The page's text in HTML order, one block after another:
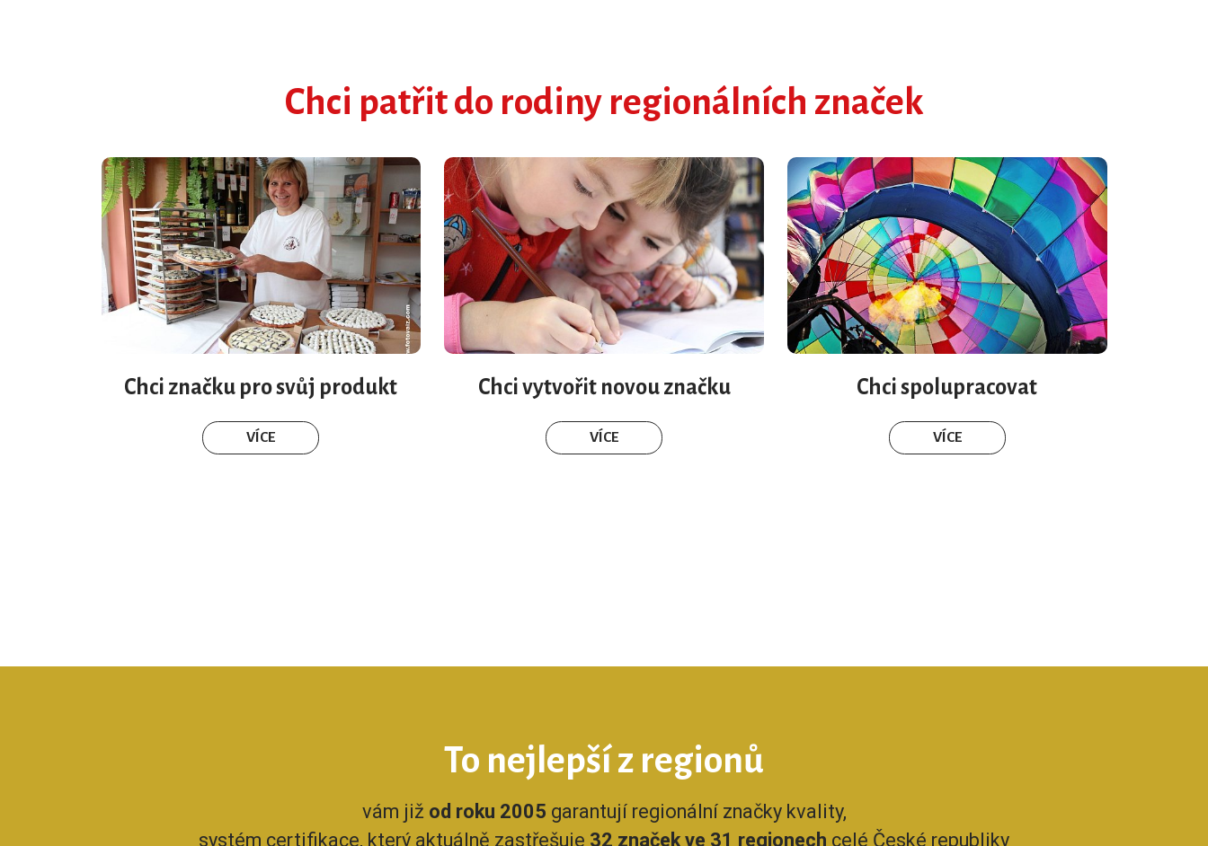
Chci patřit do rodiny regionálních značek
Chci značku pro svůj produkt
VÍCE
Chci vytvořit novou značku
VÍCE
Chci spolupracovat
VÍCE
To nejlepší z regionů
vám již od roku 2005 garantují regionální značky kvality,
systém certifikace, který aktuálně zastřešuje 32 značek ve 31 regionech celé České republiky